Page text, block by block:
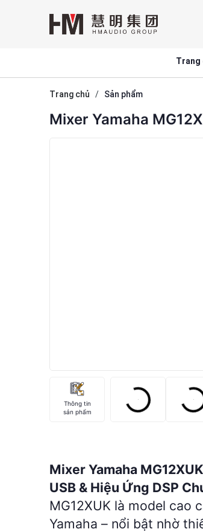
Trang
Trang chủ / Sản phẩm
Mixer Yamaha
Thông tin
sản phẩm
Mixer Yamaha
USB & Hiệu Ứng DSP
MG12XUK là model cao
Yamaha – nổi bật nhờ